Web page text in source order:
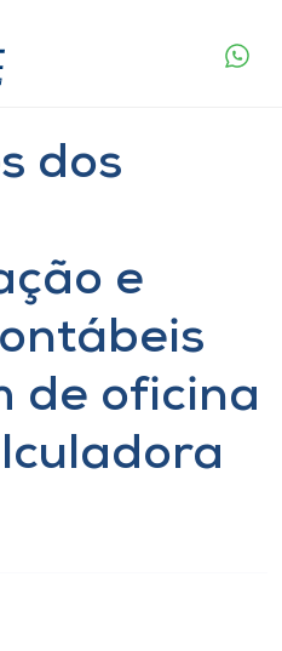
HP 12C
dos
e
de oficina